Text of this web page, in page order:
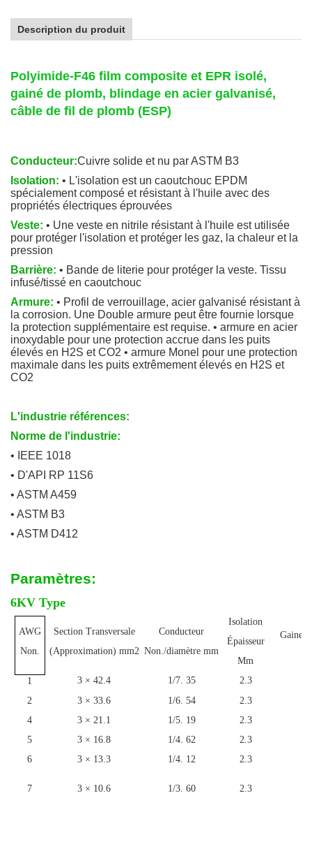
Description du produit
Polyimide-F46 film composite et EPR isolé,
gainé de plomb, blindage en acier galvanisé,
câble de fil de plomb (ESP)
Conducteur:Cuivre solide et nu par ASTM B3
Isolation: • L'isolation est un caoutchouc EPDM
spécialement composé et résistant à l'huile avec des
propriétés électriques éprouvées
Veste: • Une veste en nitrile résistant à l'huile est utilisée
pour protéger l'isolation et protéger les gaz, la chaleur et la
pression
Barrière: • Bande de literie pour protéger la veste. Tissu
infusé/tissé en caoutchouc
Armure: • Profil de verrouillage, acier galvanisé résistant à
la corrosion. Une Double armure peut être fournie lorsque
la protection supplémentaire est requise. • armure en acier
inoxydable pour une protection accrue dans les puits
élevés en H2S et CO2 • armure Monel pour une protection
maximale dans les puits extrêmement élevés en H2S et
CO2
L'industrie références:
Norme de l'industrie:
• IEEE 1018
• D'API RP 11S6
• ASTM A459
• ASTM B3
• ASTM D412
Paramètres:
6KV Type
AWG
Non.
Section Transversale
(Approximation) mm2
Conducteur
Non./diamètre mm
Isolation
Épaisseur
Mm
Gaine
1 3 × 42.4 1/7. 35 2.3
2
3 × 33.6 1/6. 54 2.3
4
3 × 21.1 1/5. 19 2.3
5
3 × 16.8 1/4. 62 2.3
6
3 × 13.3 1/4. 12 2.3
7 3 × 10.6 1/3. 60 2.3